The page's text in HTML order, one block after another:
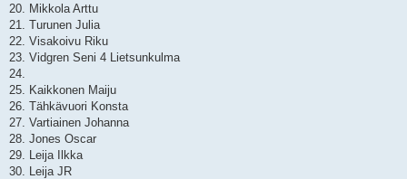
20. Mikkola Arttu
21. Turunen Julia
22. Visakoivu Riku
23. Vidgren Seni 4 Lietsunkulma
24.
25. Kaikkonen Maiju
26. Tähkävuori Konsta
27. Vartiainen Johanna
28. Jones Oscar
29. Leija Ilkka
30. Leija JR